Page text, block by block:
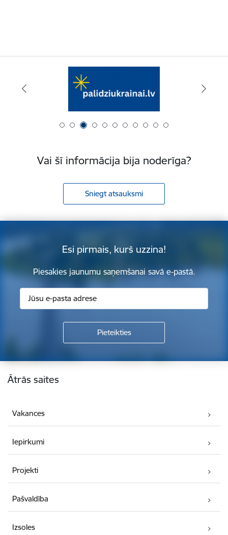
Vai šī informācija bija noderīga?
Sniegt atsauksmi
Esi pirmais, kurš uzzina!
Piesakies jaunumu saņemšanai savā e-pastā.
Kājene
Ātrās saites
Vakances
Iepirkumi
Projekti
Pašvaldība
Izsoles